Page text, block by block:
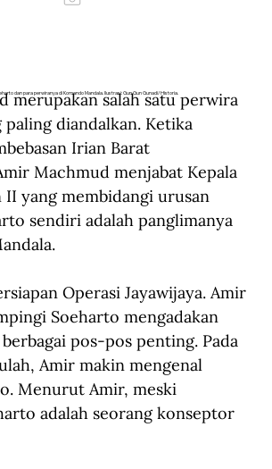
dan para perwiranya di Komando Mandala. Ilustrasi: Gun Gun Gunadi/Historia.
merupakan salah satu perwira
paling diandalkan. Ketika
Irian Barat
Machmud menjabat Kepala
II yang membidangi urusan
sendiri adalah panglimanya
Operasi Jayawijaya. Amir
Soeharto mengadakan
pos-pos penting. Pada
Amir makin mengenal
Menurut Amir, meski
adalah seorang konseptor